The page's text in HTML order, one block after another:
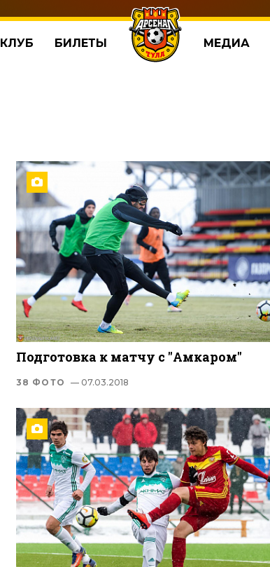
КЛУБ БИЛЕТЫ МЕДИА
Подготовка к матчу с "Амкаром"
38 ФОТО — 07.03.2018